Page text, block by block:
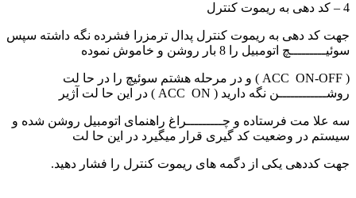
4 – کد دهی به ریموت کنترل
جهت کد دهی به ریموت کنترل پدال ترمزرا فشرده نگه داشته سپس
سوئیـــــــــچ اتومبیل را 8 بار روشن و خاموش نموده
( ACC ON-OFF ) و در مرحله هشتم سوئیچ را در حا لت
روشــــــــــــن نگه دارید ( ACC ON ) در این حا لت آژیر
سه علا مت فرستاده و چـــــــــراغ راهنمای اتومبیل روشن شده و
سیستم در وضعیت کد گیری قرار میگیرد در این حا لت
جهت کددهی یکی از دگمه های ریموت کنترل را فشار دهید.